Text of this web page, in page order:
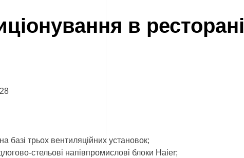
в ресторані
базі трьох вентиляційних установок;
стельові напівпромислові блоки Haier;